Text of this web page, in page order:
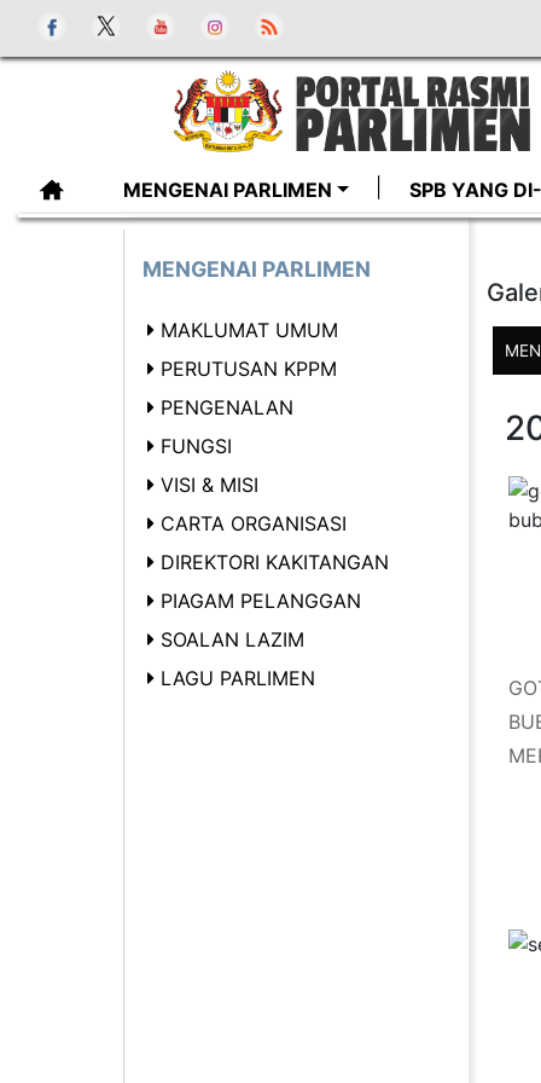
MENGENAI PARLIMEN SPB YANG
MENGENAI PARLIMEN
MAKLUMAT UMUM
PERUTUSAN KPPM
PENGENALAN
FUNGSI
VISI & MISI
CARTA ORGANISASI
DIREKTORI KAKITANGAN
PIAGAM PELANGGAN
SOALAN LAZIM
LAGU PARLIMEN